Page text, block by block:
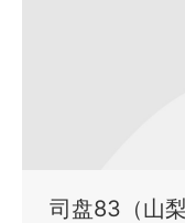
司盘83（山